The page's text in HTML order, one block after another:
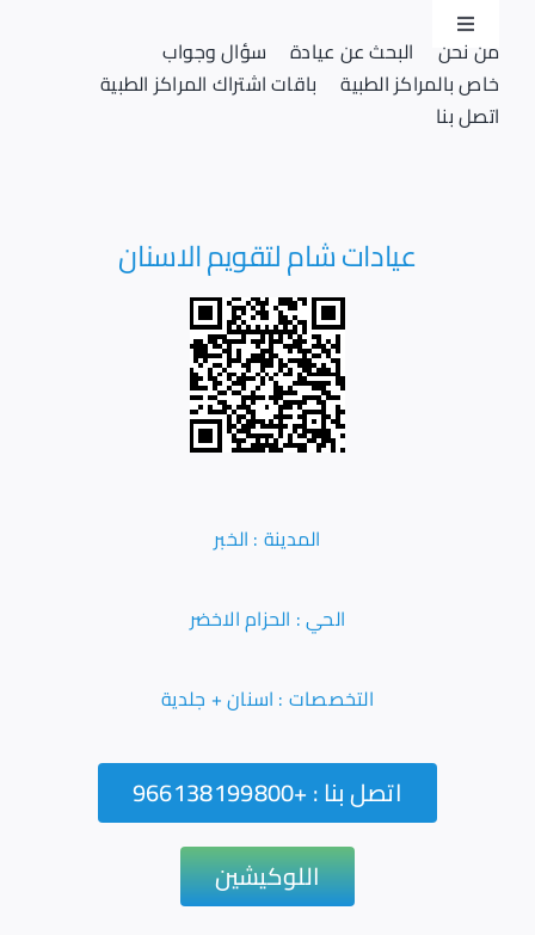
content
Toggle
Navigation
تسجيل دخول
من نحن البحث عن عيادة
سؤال وجواب
خاص بالمراكز الطبية
باقات اشتراك المراكز الطبية
اتصل بنا
عيادات شام لتقويم الاسنان
المدينة : الخبر
الحي : الحزام الاخضر
التخصصات : اسنان + جلدية
اتصل بنا : +966138199800
اللوكيشين